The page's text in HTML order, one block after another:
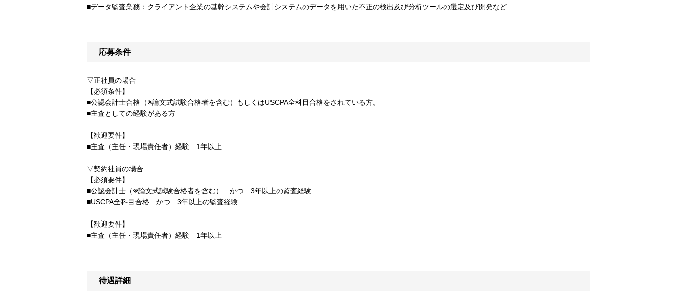
■データ監査業務：クライアント企業の基幹システムや会計システムのデータを用いた不正の検出及び分析ツールの選定及び開発など
応募条件
▽正社員の場合
【必須条件】
■公認会計士合格（※論文式試験合格者を含む）もしくはUSCPA全科目合格をされている方。
■主査としての経験がある方
【歓迎要件】
■主査（主任・現場責任者）経験 1年以上
▽契約社員の場合
【必須要件】
■公認会計士（※論文式試験合格者を含む） かつ 3年以上の監査経験
■USCPA全科目合格 かつ 3年以上の監査経験
【歓迎要件】
■主査（主任・現場責任者）経験 1年以上
待遇詳細